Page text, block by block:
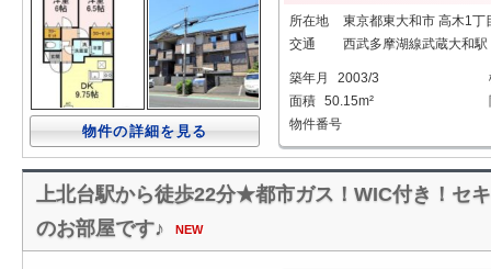
物件の詳細を見る
所在地
東京都東大和市 高木1丁
交通
西武多摩湖線武蔵大和
築年月 2003/3
面積 50.15m²
物件番号
上北台駅から徒歩22分★都市ガス！WIC付き！セ
のお部屋です♪
NEW